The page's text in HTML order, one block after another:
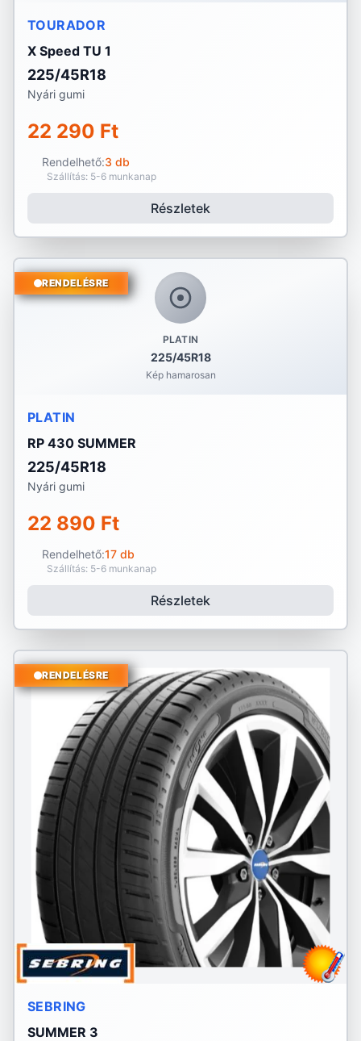
TOURADOR
X Speed TU 1
225/45R18
Nyári gumi
22 290 Ft
Rendelhető:3 db
Szállítás: 5-6 munkanap
Részletek
PLATIN
225/45R18
Kép hamarosan
RENDELÉSRE
PLATIN
RP 430 SUMMER
225/45R18
Nyári gumi
22 890 Ft
Rendelhető:17 db
Szállítás: 5-6 munkanap
Részletek
RENDELÉSRE
SEBRING
SUMMER 3